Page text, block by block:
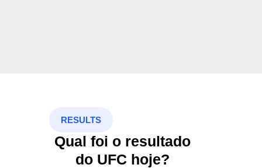
RESULTS
Qual foi o resultado
do UFC hoje?